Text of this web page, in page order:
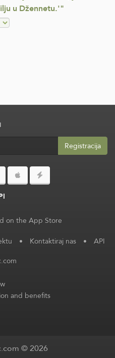
u Džennetu.'"
Registracija
• Kontaktiraj nas • API
and benefits
© 2026